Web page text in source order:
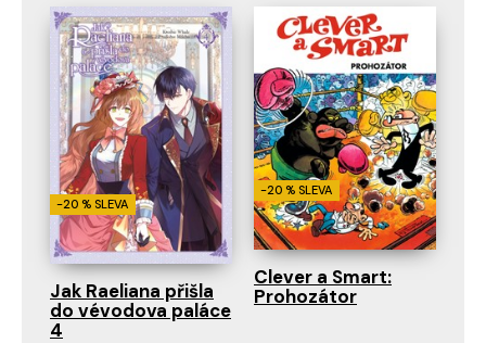
-20 % SLEVA
Jak Raeliana přišla
do vévodova paláce
4
-20 % SLEVA
Clever a Smart:
Prohozátor